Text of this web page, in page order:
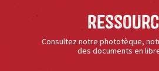
Consultez notre phototèque,
des documents en